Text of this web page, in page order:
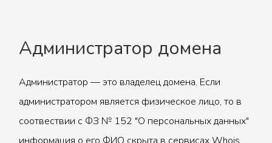
Администратор домена
Администратор — это владелец домена. Если
администратором является физическое лицо, то в
соотвествии с ФЗ № 152 "О персональных данных"